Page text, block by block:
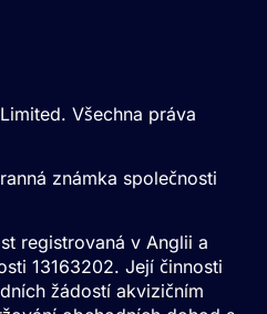
Všechna práva
známka společnosti
registrovaná v Anglii a
13163202. Její činnosti
žádostí akvizičním